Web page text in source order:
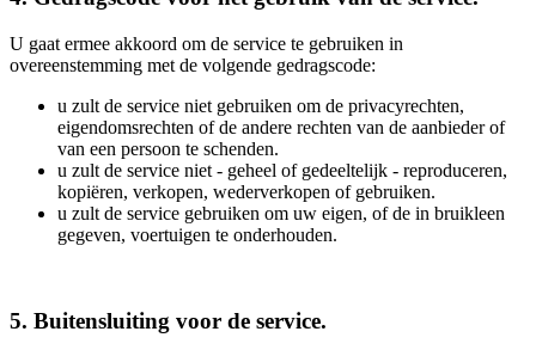
U gaat ermee akkoord om de service te gebruiken in
overeenstemming met de volgende gedragscode:
u zult de service niet gebruiken om de privacyrechten,
eigendomsrechten of de andere rechten van de aanbieder of
van een persoon te schenden.
u zult de service niet - geheel of gedeeltelijk - reproduceren,
kopiëren, verkopen, wederverkopen of gebruiken.
u zult de service gebruiken om uw eigen, of de in bruikleen
gegeven, voertuigen te onderhouden.
5. Buitensluiting voor de service.